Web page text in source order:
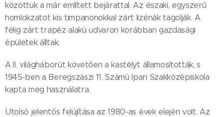
közöttük a már említett bejárattal. Az északi, egyszerű
homlokzatot kis timpanonokkal zárt lizénák tagolják. A
félig zárt trapéz alakú udvaron korábban gazdasági
épületek álltak.
A II. világháborút követően a kastélyt államosították, s
1945-ben a Beregszászi 11. Számú Ipari Szakközépiskola
kapta meg használatra.
Utolsó jelentős felújítása az 1980-as évek elején volt. Az